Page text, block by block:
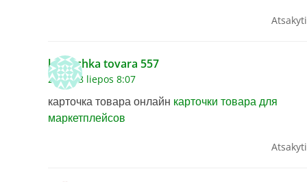
Atsakyti
kartochka tovara 557
2026 18 liepos 8:07
карточка товара онлайн карточки товара для
маркетплейсов
Atsakyti